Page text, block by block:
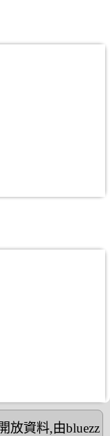
放資料,由bluezz